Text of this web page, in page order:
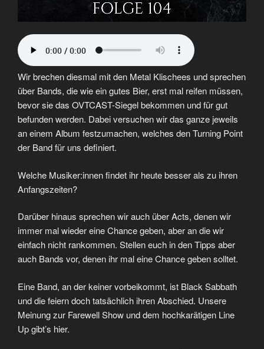
Wir brechen diesmal mit den Metal Klischees und sprechen
über Bands, die wie ein gutes Bier, erst mal reifen müssen,
bevor sie das OVTCAST-Siegel bekommen und für gut
befunden werden. Dabei versuchen wir das ganze jeweils
an einem Album festzumachen, welches den Turning Point
der Band für uns definiert.
Welche Musiker:innen findet ihr heute besser als zu ihren
Anfangszeiten?
Darüber hinaus sprechen wir auch über Acts, denen wir
immer mal wieder eine Chance geben, aber an die wir
einfach nicht rankommen. Stellen euch in den Tipps aber
auch Bands vor, denen ihr mal eine Chance geben solltet.
Eine Band, an der keiner vorbeikommt, ist Black Sabbath
und die feiern doch tatsächlich ihren Abschied. Unsere
Meinung zur Farewell Show und dem hochkarätigen Line
Up gibt’s hier.